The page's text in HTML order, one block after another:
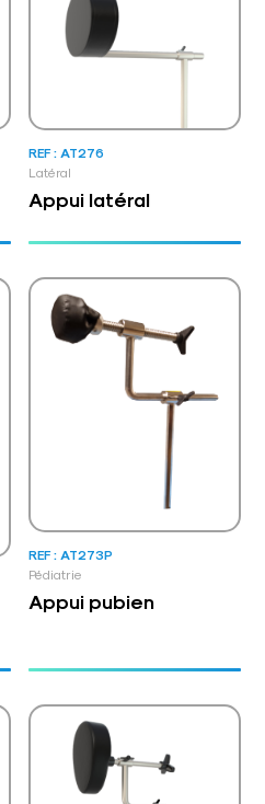
Latéral
REF : AT276
Appui latéral
Pédiatrie
REF : AT273P
Appui pubien